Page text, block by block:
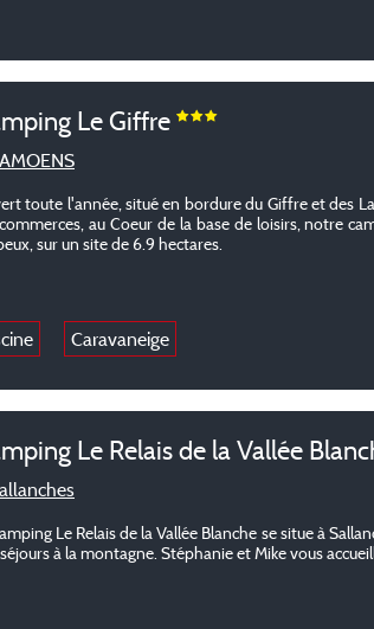
Le Giffre
toute l'année, situé en bordure du Giffre et des
au Coeur de la base de loisirs, notre
sur un site de 6.9 hectares.
Caravaneige
Le Relais de la Vallée
Le Relais de la Vallée Blanche se situe à
à la montagne. Stéphanie et Mike vous